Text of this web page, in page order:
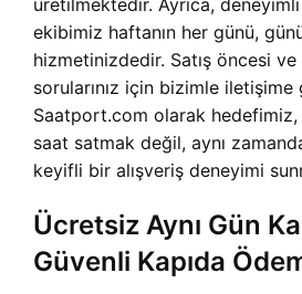
üretilmektedir. Ayrıca,
ekibimiz haftanın her günü,
hizmetinizdedir. Satış öncesi ve
sorularınız için bizimle
Saatport.com olarak hedefimiz,
saat satmak değil, aynı
keyifli bir alışveriş deneyimi
Ücretsiz Aynı Gün
Güvenli Kapıda